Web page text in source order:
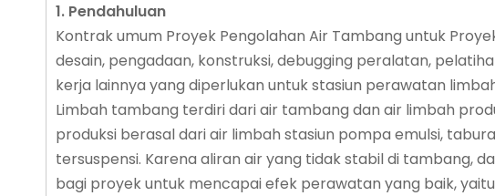
1. Pendahuluan
Kontrak umum Proyek Pengolahan Air Tambang untuk
desain, pengadaan, konstruksi, debugging peralatan,
kerja lainnya yang diperlukan untuk stasiun perawatan
Limbah tambang terdiri dari air tambang dan air limbah
produksi berasal dari air limbah stasiun pompa emulsi,
tersuspensi. Karena aliran air yang tidak stabil di tambang,
bagi proyek untuk mencapai efek perawatan yang baik,